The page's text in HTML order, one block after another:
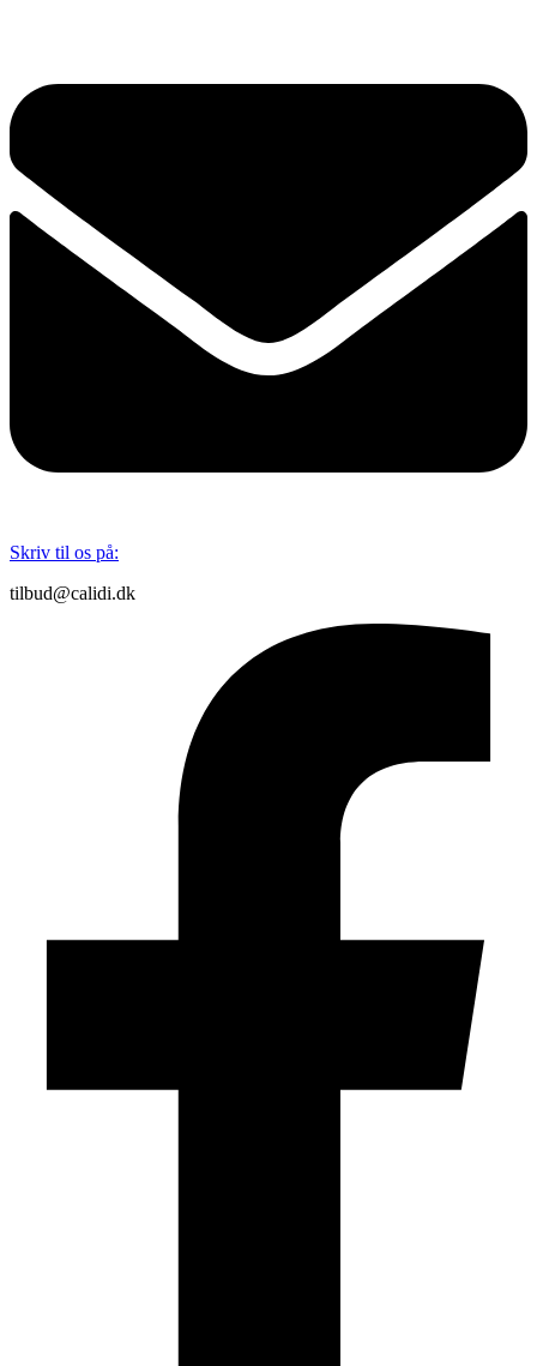
Skriv til os på:
tilbud@calidi.dk